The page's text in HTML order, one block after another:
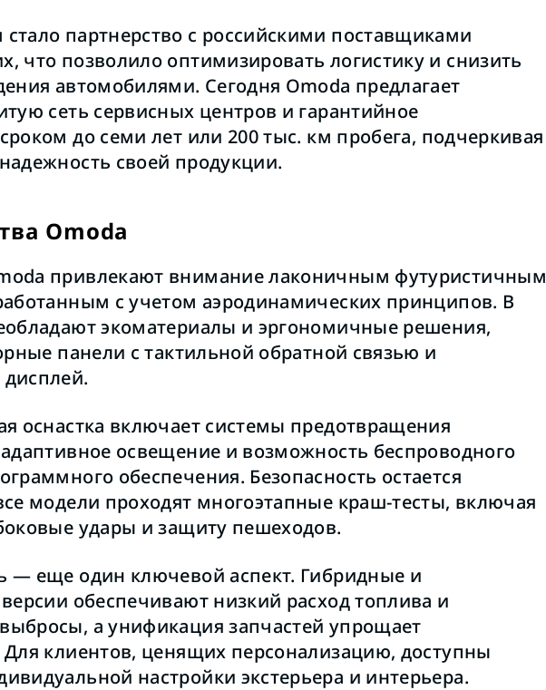
партнерство с российскими поставщиками
что позволило оптимизировать логистику и снизить
автомобилями. Сегодня Omoda предлагает
сеть сервисных центров и гарантийное
до семи лет или 200 тыс. км пробега, подчеркивая
своей продукции.
Omoda
привлекают внимание лаконичным футуристичным
с учетом аэродинамических принципов. В
экоматериалы и эргономичные решения,
панели с тактильной обратной связью и
оснастка включает системы предотвращения
освещение и возможность беспроводного
обеспечения. Безопасность остается
модели проходят многоэтапные краш-тесты, включая
удары и защиту пешеходов.
— еще один ключевой аспект. Гибридные и
обеспечивают низкий расход топлива и
а унификация запчастей упрощает
клиентов, ценящих персонализацию, доступны
настройки экстерьера и интерьера.